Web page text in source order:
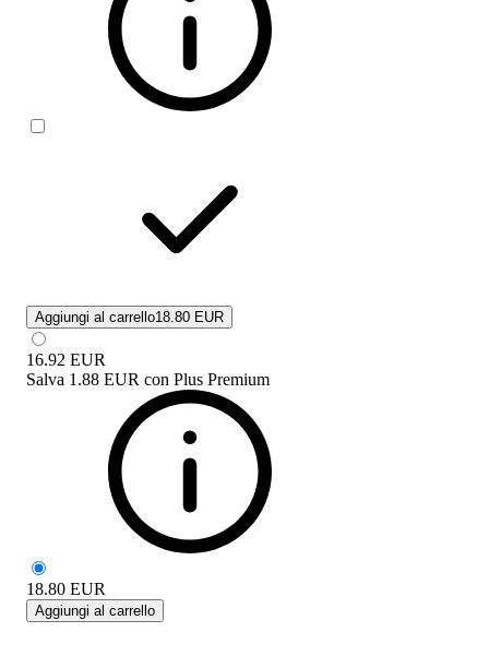
Aggiungi al carrello18.80 EUR
16.92 EUR
Salva 1.88 EUR con Plus Premium
18.80 EUR
Aggiungi al carrello